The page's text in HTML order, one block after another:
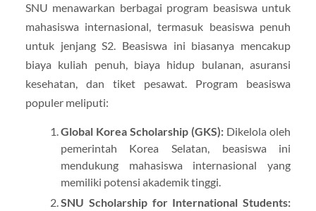
SNU menawarkan berbagai program beasiswa untuk
mahasiswa internasional, termasuk beasiswa penuh
untuk jenjang S2. Beasiswa ini biasanya mencakup
biaya kuliah penuh, biaya hidup bulanan, asuransi
kesehatan, dan tiket pesawat. Program beasiswa
populer meliputi:
Global Korea Scholarship (GKS): Dikelola oleh
pemerintah Korea Selatan, beasiswa ini
mendukung mahasiswa internasional yang
memiliki potensi akademik tinggi.
SNU Scholarship for International Students: